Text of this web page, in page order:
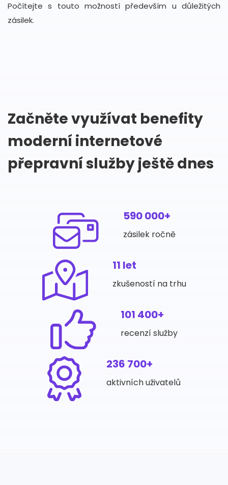
Počítejte s touto možností především u důležitých
zásilek.
Začněte využívat benefity
moderní internetové
přepravní služby ještě dnes
590 000+
zásilek ročně
11 let
zkušeností na trhu
101 400+
recenzí služby
236 700+
aktivních uživatelů